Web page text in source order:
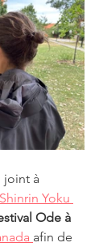
joint à
Yoku
Ode à
afin de